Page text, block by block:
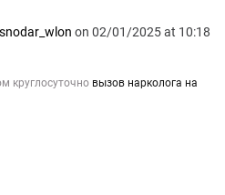
on 02/01/2025 at 10:18
круглосуточно вызов нарколога на